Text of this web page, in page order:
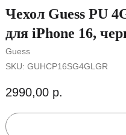
Чехол Guess PU
для iPhone 16,
Guess
SKU: GUHCP16SG4GLGR
2990,00 р.